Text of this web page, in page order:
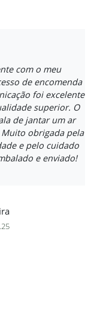
com o meu
de encomenda
foi excelente
superior. O
de jantar um ar
obrigada pela
e pelo cuidado
e enviado!